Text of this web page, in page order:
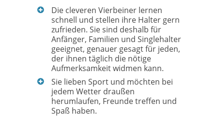
Die cleveren Vierbeiner lernen
schnell und stellen ihre Halter gern
zufrieden. Sie sind deshalb für
Anfänger, Familien und Singlehalter
geeignet, genauer gesagt für jeden,
der ihnen täglich die nötige
Aufmerksamkeit widmen kann.
Sie lieben Sport und möchten bei
jedem Wetter draußen
herumlaufen, Freunde treffen und
Spaß haben.